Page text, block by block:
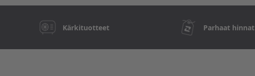
Kärkituotteet Parhaat hinnat